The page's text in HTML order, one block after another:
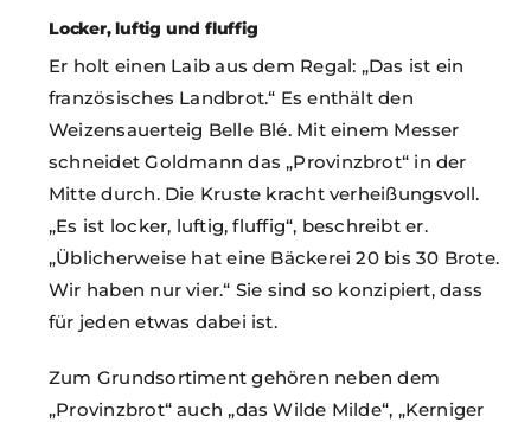
Locker, luftig und fluffig
Er holt einen Laib aus dem Regal: „Das ist ein
französisches Landbrot.“ Es enthält den
Weizensauerteig Belle Blé. Mit einem Messer
schneidet Goldmann das „Provinzbrot“ in der
Mitte durch. Die Kruste kracht verheißungsvoll.
„Es ist locker, luftig, fluffig“, beschreibt er.
„Üblicherweise hat eine Bäckerei 20 bis 30 Brote.
Wir haben nur vier.“ Sie sind so konzipiert, dass
für jeden etwas dabei ist.
Zum Grundsortiment gehören neben dem
„Provinzbrot“ auch „das Wilde Milde“, „Kerniger